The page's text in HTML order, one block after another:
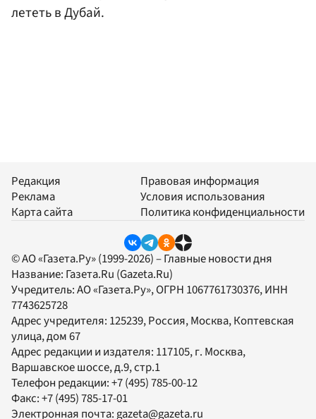
лететь в Дубай.
Редакция
Реклама
Карта сайта
Правовая информация
Условия использования
Политика конфиденциальности
© АО «Газета.Ру» (1999-2026) – Главные новости дня
Название: Газета.Ru (Gazeta.Ru)
Учредитель:АО «Газета.Ру», ОГРН 1067761730376, ИНН
7743625728
Адрес учредителя: 125239, Россия, Москва, Коптевская
улица, дом 67
Адрес редакции и издателя: 117105, г. Москва,
Варшавское шоссе, д.9, стр.1
Телефон редакции:+7 (495) 785-00-12
Факс:+7 (495) 785-17-01
Электронная почта:gazeta@gazeta.ru